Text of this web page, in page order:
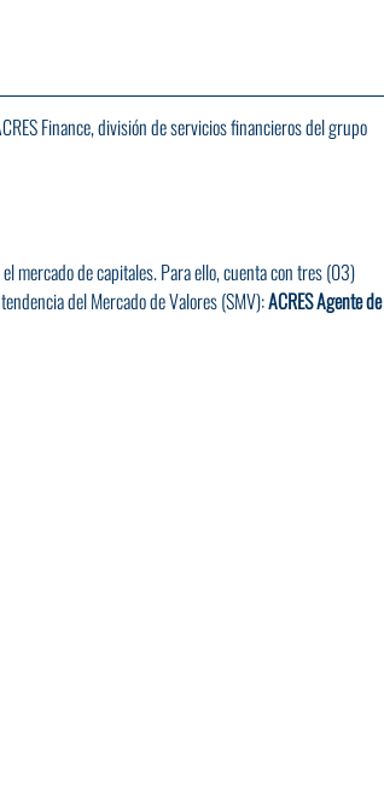
Finance, división de servicios financieros del grupo
mercado de capitales. Para ello, cuenta con tres (03)
del Mercado de Valores (SMV): ACRES Agente de